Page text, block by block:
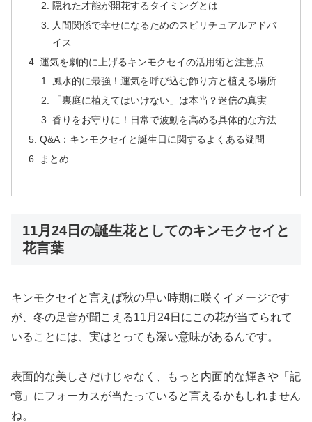
隠れた才能が開花するタイミングとは
人間関係で幸せになるためのスピリチュアルアドバ
イス
運気を劇的に上げるキンモクセイの活用術と注意点
風水的に最強！運気を呼び込む飾り方と植える場所
「裏庭に植えてはいけない」は本当？迷信の真実
香りをお守りに！日常で波動を高める具体的な方法
Q&A：キンモクセイと誕生日に関するよくある疑問
まとめ
11月24日の誕生花としてのキンモクセイと
花言葉
キンモクセイと言えば秋の早い時期に咲くイメージです
が、冬の足音が聞こえる11月24日にこの花が当てられて
いることには、実はとっても深い意味があるんです。
表面的な美しさだけじゃなく、もっと内面的な輝きや「記
憶」にフォーカスが当たっていると言えるかもしれません
ね。